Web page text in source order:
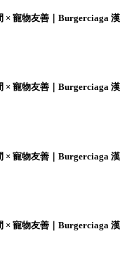
× 寵物友善｜Burgerciaga 漢
× 寵物友善｜Burgerciaga 漢
× 寵物友善｜Burgerciaga 漢
× 寵物友善｜Burgerciaga 漢